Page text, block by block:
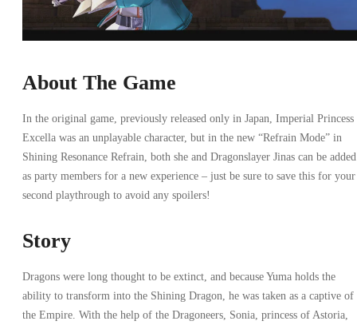
About The Game
In the original game, previously released only in Japan, Imperial Princess
Excella was an unplayable character, but in the new “Refrain Mode” in
Shining Resonance Refrain, both she and Dragonslayer Jinas can be added
as party members for a new experience – just be sure to save this for your
second playthrough to avoid any spoilers!
Story
Dragons were long thought to be extinct, and because Yuma holds the
ability to transform into the Shining Dragon, he was taken as a captive of
the Empire. With the help of the Dragoneers, Sonia, princess of Astoria,